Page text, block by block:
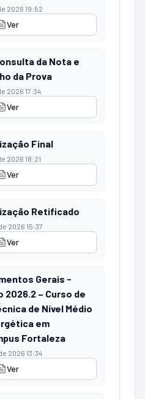
2026 19:52
Ver
da Nota e
da Prova
2026 17:34
Ver
Final
2026 18:21
Ver
Retificado
2026 15:37
Ver
Gerais -
– Curso de
de Nível Médio
em
Fortaleza
2026 13:34
Ver